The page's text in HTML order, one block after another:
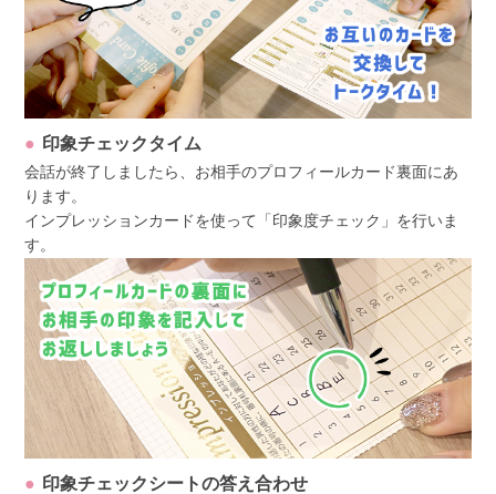
印象チェックタイム
会話が終了しましたら、お相手のプロフィールカード裏面にあ
ります。
インプレッションカードを使って「印象度チェック」を行いま
す。
印象チェックシートの答え合わせ